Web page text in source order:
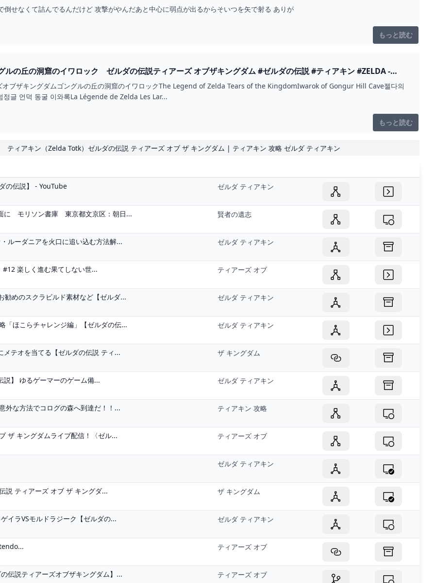
倒せなくて詰んでるんだけど 攻撃がやんだあと中心に弱点が出るからそいつを矢で射る ありが
もっと読む
ルの丘の洞窟のイワロック ゼルダの伝説ティアーズ オブザキングダム #ゼルダの伝説 #ティアキン #ZELDA -
オブザキングダムゴングルの丘の洞窟のイワロックThe Legend of Zelda Tears of the KingdomIwarok of Gongur Hill Cave젤다의
정글 언덕 동굴 이와록La Légende de Zelda Les Lar...
もっと読む
ティアキン（Zelda Totk）ゼルダの伝説 ティアーズ オブ ザ キングダム | ティアキン 攻略 ゼルダ ティアキン
の伝説】 - YouTube ゼルダ ティアキン
に モリソン書庫 東京都文京区：朝日... 賢者の遺志
ルーダニアを火口に追い込む方法解... ゼルダ ティアキン
楽しく進む果てしない世... ティアーズ オブ
勧めのスクラビルド素材など【ゼルダ... ゼルダ ティアキン
「ほこらチャレンジ編」【ゼルダの伝... ゼルダ ティアキン
テオを当てる【ゼルダの伝説 ティ... ザ キングダム
】 ゆるゲーマーのゲーム備... ゼルダ ティアキン
外な方法でコログの森へ到達だ！！... ティアキン 攻略
ザ キングダムライブ配信！〈ゼル... ティアーズ オブ
ゼルダ ティアキン
説 ティアーズ オブ ザ キングダ... ザ キングダム
イラVSモルドラジーク【ゼルダの... ゼルダ ティアキン
ティアーズ オブ
伝説ティアーズオブザキングダム】... ティアーズ オブ